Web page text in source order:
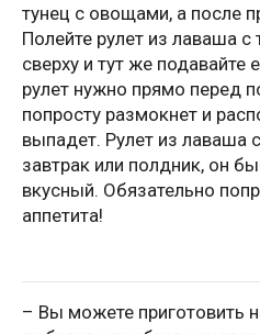
тунец с овощами, а после
Полейте рулет из лаваша
сверху и тут же подавайте
рулет нужно прямо перед
попросту размокнет и
выпадет. Рулет из лаваша
завтрак или полдник, он
вкусный. Обязательно
аппетита!
– Вы можете приготовить